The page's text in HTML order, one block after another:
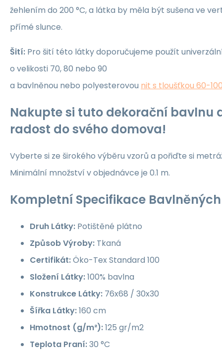
žehlením do 200 °C, a látka by měla být sušena ve
přímé slunce.
Šití: Pro šití této látky doporučujeme použít
o velikosti 70, 80 nebo 90
a bavlněnou nebo polyesterovou nit s tloušťkou 60-
Nakupte si tuto dekorační bavlnu
radost do svého domova!
Vyberte si ze širokého výběru vzorů a pořiďte si
Minimální množství v objednávce je 0.1 m.
Kompletní Specifikace
Druh Látky: Potištěné plátno
Způsob Výroby: Tkaná
Certifikát:Öko-Tex Standard 100
Složení Látky:100% bavlna
Konstrukce Látky: 76x68 / 30x30
Šířka Látky:160 cm
Hmotnost (g/m²):125 gr/m2
Teplota Praní:30 °C